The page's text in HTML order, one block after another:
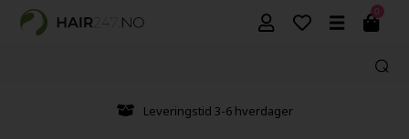
0
Leveringstid 3-6 hverdager